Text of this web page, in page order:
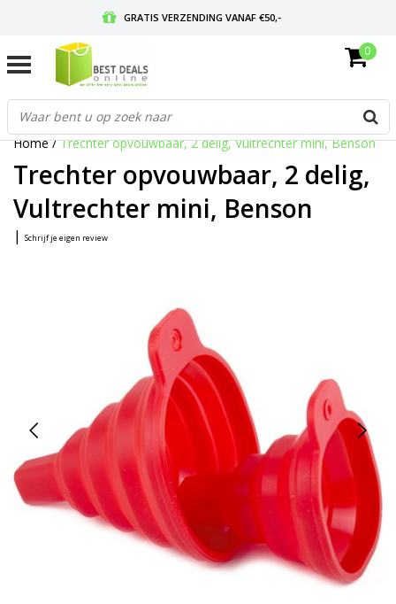
GRATIS VERZENDING VANAF €50,-
GRATIS RETOURNEREN EN 30 DAGEN BEDENKTIJD
0
Home/Trechter opvouwbaar, 2 delig, Vultrechter mini, Benson
Trechter opvouwbaar, 2 delig,
Vultrechter mini, Benson
| Schrijf je eigen review